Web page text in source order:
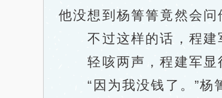
他没想到杨箐箐竟然会问
不过这样的话，程建军
轻咳两声，程建军显
“因为我没钱了。”杨箐